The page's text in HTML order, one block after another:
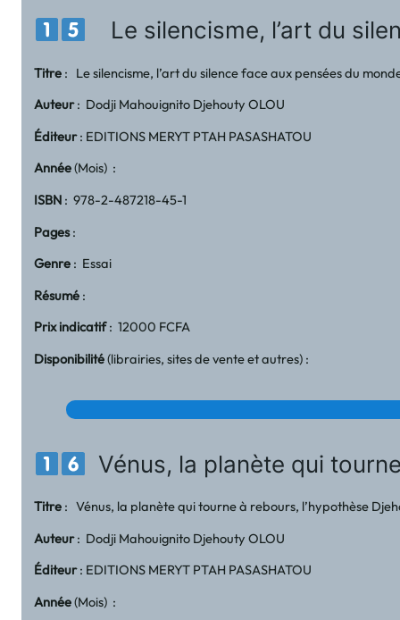
Le silencisme, l’art du
Titre : Le silencisme, l’art du silence face aux pensées du
Auteur: Dodji Mahouignito Djehouty OLOU
Éditeur: EDITIONS MERYT PTAH PASASHATOU
Année(Mois) :
ISBN : 978-2-487218-45-1
Pages:
Genre : Essai
Résumé :
Prix indicatif: 12000 FCFA
Disponibilité(librairies, sites de vente et autres) :
Vénus, la planète qui
Titre : Vénus, la planète qui tourne à rebours, l’hypothèse
Auteur: Dodji Mahouignito Djehouty OLOU
Éditeur: EDITIONS MERYT PTAH PASASHATOU
Année(Mois) :